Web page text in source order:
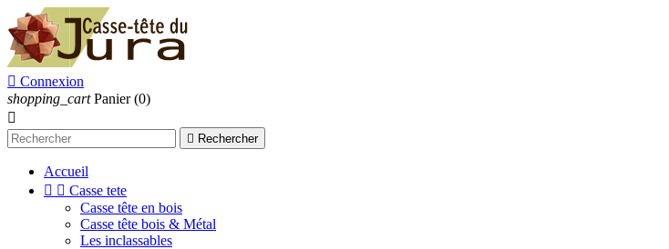
 Connexion
shopping_cart Panier (0)

 Rechercher
Accueil
  Casse tete
Casse tête en bois
Casse tête bois & Métal
Les inclassables